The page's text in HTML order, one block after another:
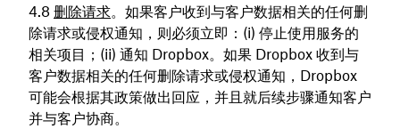
删除请求。如果客户收到与客户数据相关的任何删
除请求或侵权通知，则必须立即：(i) 停止使用服务的
相关项目；(ii) 通知 Dropbox。如果 Dropbox 收到与
客户数据相关的任何删除请求或侵权通知，Dropbox
可能会根据其政策做出回应，并且就后续步骤通知客户
并与客户协商。